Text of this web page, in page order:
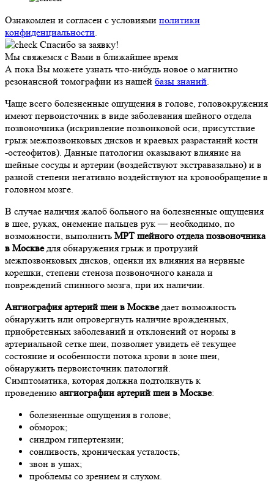
Ознакомлен и согласен с условиями политики
конфиденциальности.
Спасибо за заявку!
Мы свяжемся с Вами в ближайшее время
А пока Вы можете узнать что-нибудь новое о магнитно
резонансной томографии из нашей базы знаний.
Чаще всего болезненные ощущения в голове, головокружения
имеют первоисточник в виде заболевания шейного отдела
позвоночника (искривление позвонковой оси, присутствие
грыж межпозвонковых дисков и краевых разрастаний кости
-остеофитов). Данные патологии оказывают влияние на
шейные сосуды и артерии (воздействуют экстравазально) и в
разной степени негативно воздействуют на кровообращение в
головном мозге.
В случае наличия жалоб больного на болезненные ощущения
в шее, руках, онемение пальцев рук — необходимо, по
возможности, выполнить МРТ шейного отдела позвоночника
в Москведля обнаружения грыж и протрузий
межпозвонковых дисков, оценки их влияния на нервные
корешки, степени стеноза позвоночного канала и
повреждений спинного мозга, при их наличии.
Ангиография артерий шеи в Москведает возможность
обнаружить или опровергнуть наличие врожденных,
приобретенных заболеваний и отклонений от нормы в
артериальной сетке шеи, позволяет увидеть её текущее
состояние и особенности потока крови в зоне шеи,
обнаружить первоисточник патологий.
Симптоматика, которая должна подтолкнуть к
проведению ангиографии артерий шеи в Москве:
болезненные ощущения в голове;
обморок;
синдром гипертензии;
сонливость, хроническая усталость;
звон в ушах;
проблемы со зрением и слухом.